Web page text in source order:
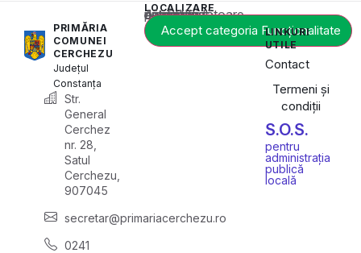
PRIMĂRIA
COMUNEI
CERCHEZU
Județul
Constanța
Str.
General
Cerchez
nr. 28,
Satul
Cerchezu,
907045
secretar@primariacerchezu.ro
0241
LOCALIZARE
Acest conținut este blocat până când acceptați categoria corespunzătoare de cookie-uri.
Accept categoria Funcționalitate
LINKURI
UTILE
Contact
Termeni și
condiții
S.O.S.
pentru
administrația
publică
locală